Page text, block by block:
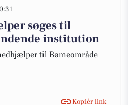
søges til
institution
til Bømeområde
Kopiér link